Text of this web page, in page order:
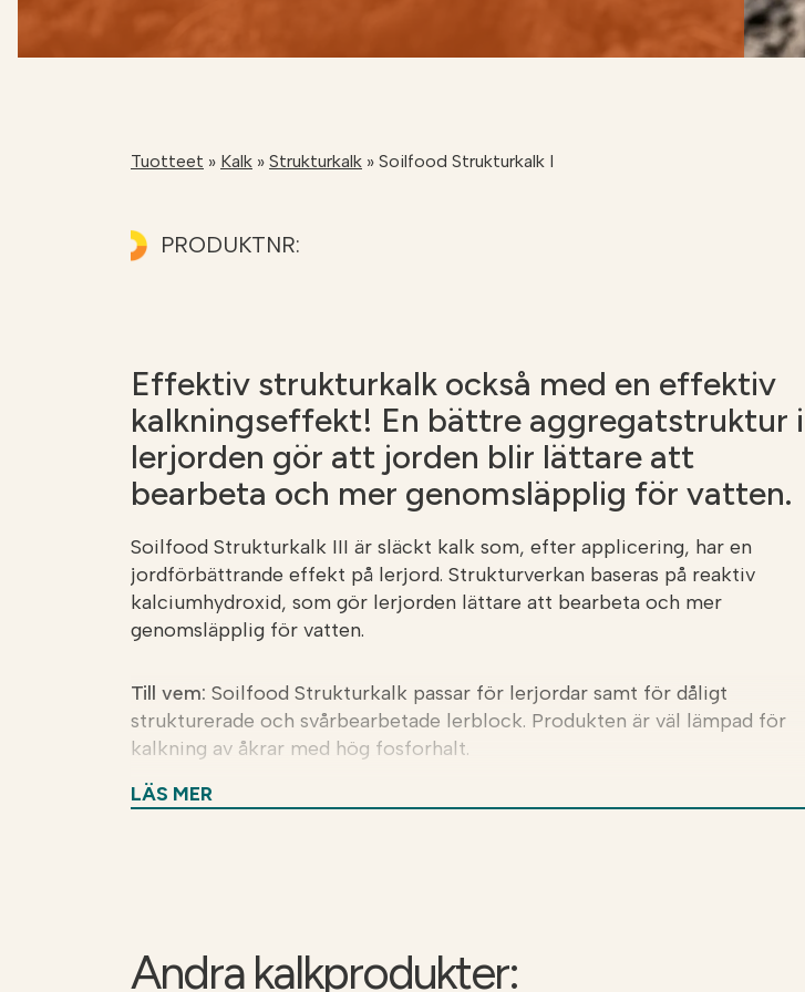
Tuotteet » Kalk » Strukturkalk » Soilfood Strukturkalk I
PRODUKTNR:
Effektiv strukturkalk också med en effektiv
kalkningseffekt! En bättre aggregatstruktur i
lerjorden gör att jorden blir lättare att
bearbeta och mer genomsläpplig för vatten.
Soilfood Strukturkalk III är släckt kalk som, efter applicering, har en
jordförbättrande effekt på lerjord. Strukturverkan baseras på reaktiv
kalciumhydroxid, som gör lerjorden lättare att bearbeta och mer
genomsläpplig för vatten.
Till vem: Soilfood Strukturkalk passar för lerjordar samt för dåligt
strukturerade och svårbearbetade lerblock. Produkten är väl lämpad för
kalkning av åkrar med hög fosforhalt.
Fördelar:Strukturkalkning minskar fosforutlakningen från åkern. Fosforn i
konkurrenskraftig.
LÄS MER
Andra kalkprodukter: